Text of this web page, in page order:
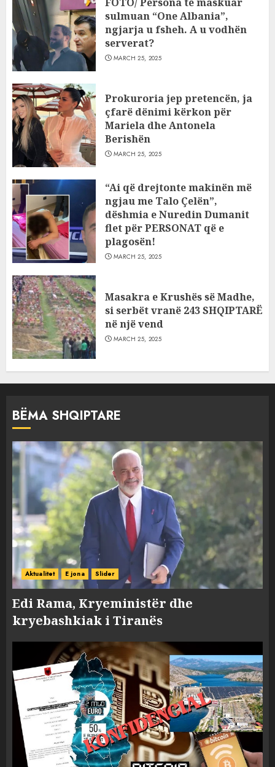
sulmuan “One Albania”,
ngjarja u fsheh. A u vodhën
serverat?
MARCH 25, 2025
Prokuroria jep pretencën, ja
çfarë dënimi kërkon për
Mariela dhe Antonela
Berishën
MARCH 25, 2025
“Ai që drejtonte makinën më
ngjau me Talo Çelën”,
dëshmia e Nuredin Dumanit
flet për PERSONAT që e
plagosën!
MARCH 25, 2025
Masakra e Krushës së Madhe,
si serbët vranë 243 SHQIPTARË
në një vend
MARCH 25, 2025
BËMA SHQIPTARE
Aktualitet E jona Slider
Edi Rama, Kryeministër dhe
kryebashkiak i Tiranës